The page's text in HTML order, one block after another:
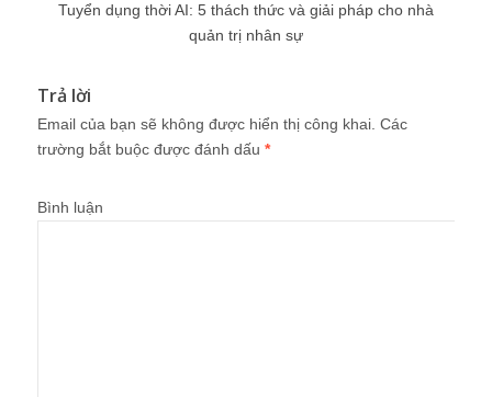
Tuyển dụng thời AI: 5 thách thức và giải pháp cho nhà
quản trị nhân sự
Trả lời
Email của bạn sẽ không được hiển thị công khai. Các
trường bắt buộc được đánh dấu *
Bình luận